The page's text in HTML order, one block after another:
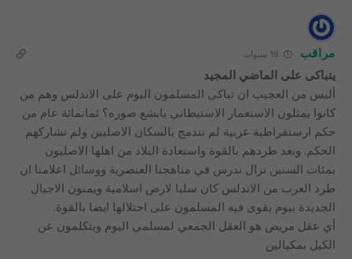
مراقب 18 سنوات
يتباكى على الماضي المجيد
أليس من العجيب ان تباكى المسلمون اليوم على الاندلس وهم من
كانوا يمثلون الاستعمار الاستيطاني بابشع صوره؟ ثمانمائة عام من
حكم ارستقراطية عربية لم تندمج بالسكان الاصليين ولم تشاركهم
الحكم. وبعد طردهم بالقوة واستعادة البلاد من اهلها الاصليون
بمئات السنين نزال ندرس في مناهجنا العنصرية ووسائل اعلامنا ان
طرد العرب من الاندلس كان سلبا لارض اسلامية ويمنون الاجيال
الجديدة بيوم يقوى فيه المسلمون على احتلالها ايضا بالقوة.
أي عقل مريض هو العقل الجمعي لمسلمي اليوم ويتكلمون عن
الكيل بمكيالين